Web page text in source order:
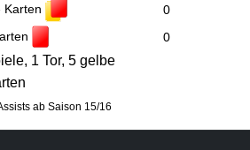
Karten
0
0
1 Tor, 5 gelbe
ab Saison 15/16